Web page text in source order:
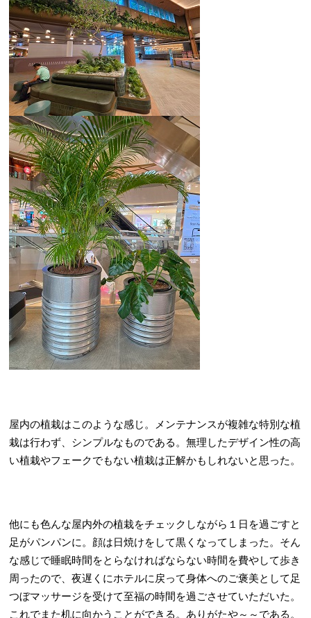
屋内の植栽はこのような感じ。メンテナンスが複雑な特別な植
栽は行わず、シンプルなものである。無理したデザイン性の高
い植栽やフェークでもない植栽は正解かもしれないと思った。
他にも色んな屋内外の植栽をチェックしながら１日を過ごすと
足がパンパンに。顔は日焼けをして黒くなってしまった。そん
な感じで睡眠時間をとらなければならない時間を費やして歩き
周ったので、夜遅くにホテルに戻って身体へのご褒美として足
つぼマッサージを受けて至福の時間を過ごさせていただいた。
これでまた机に向かうことができる。ありがたや～～である。